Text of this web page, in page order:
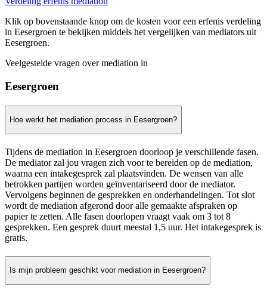
Klik op bovenstaande knop om de kosten voor een erfenis verdeling
in Eesergroen te bekijken middels het vergelijken van mediators uit
Eesergroen.
Veelgestelde vragen over mediation in
Eesergroen
Hoe werkt het mediation process in Eesergroen?
Tijdens de mediation in Eesergroen doorloop je verschillende fasen.
De mediator zal jou vragen zich voor te bereiden op de mediation,
waarna een intakegesprek zal plaatsvinden. De wensen van alle
betrokken partijen worden geïnventariseerd door de mediator.
Vervolgens beginnen de gesprekken en onderhandelingen. Tot slot
wordt de mediation afgerond door alle gemaakte afspraken op
papier te zetten. Alle fasen doorlopen vraagt vaak om 3 tot 8
gesprekken. Een gesprek duurt meestal 1,5 uur. Het intakegesprek is
gratis.
Is mijn probleem geschikt voor mediation in Eesergroen?